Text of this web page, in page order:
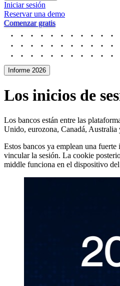
Iniciar sesión
Reservar una demo
Comenzar gratis
Informe 2026
Los inicios de
Los bancos están entre las
Unido, eurozona, Canadá,
Estos bancos ya emplean una
vincular la sesión. La cookie
middle funciona en el dispositivo